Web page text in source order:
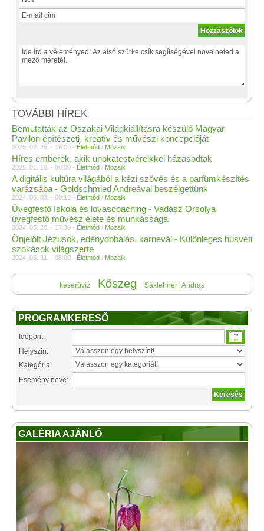
TOVÁBBI HÍREK
Bemutatták az Oszakai Világkiállításra készülő Magyar
Pavilon építészeti, kreatív és művészi koncepcióját
2025. 02. 25. - 16:00 - Életmód / Mozaik
Híres emberek, akik unokatestvéreikkel házasodtak
2025. 01. 18. - 08:00 - Életmód / Mozaik
A digitális kultúra világából a kézi szövés és a parfümkészítés
varázsába - Goldschmied Andreával beszélgettünk
2024. 06. 03. - 00:10 - Életmód / Mozaik
Üvegfestő Iskola és lovascoaching - Vadász Orsolya
üvegfestő művész élete és munkássága
2024. 05. 28. - 17:30 - Életmód / Mozaik
Önjelölt Jézusok, edénydobálás, karnevál - Különleges húsvéti
szokások világszerte
2024. 03. 31. - 08:00 - Életmód / Mozaik
keserűvíz Kőszeg Saxlehner_András
PROGRAMKERESŐ
Időpont:
Helyszín:
Kategória:
Esemény neve:
GALÉRIA AJÁNLÓ